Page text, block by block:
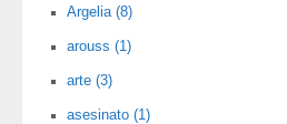
Argelia (8)
arouss (1)
arte (3)
asesinato (1)